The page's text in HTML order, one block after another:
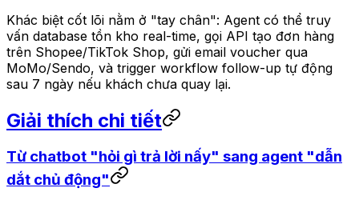
Khác biệt cốt lõi nằm ở "tay chân": Agent có thể truy
vấn database tồn kho real-time, gọi API tạo đơn hàng
trên Shopee/TikTok Shop, gửi email voucher qua
MoMo/Sendo, và trigger workflow follow-up tự động
sau 7 ngày nếu khách chưa quay lại.
Giải thích chi tiết
Từ chatbot "hỏi gì trả lời nấy" sang agent "dẫn
dắt chủ động"